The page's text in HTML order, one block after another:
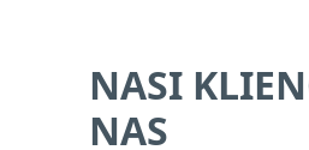
NASI
NAS